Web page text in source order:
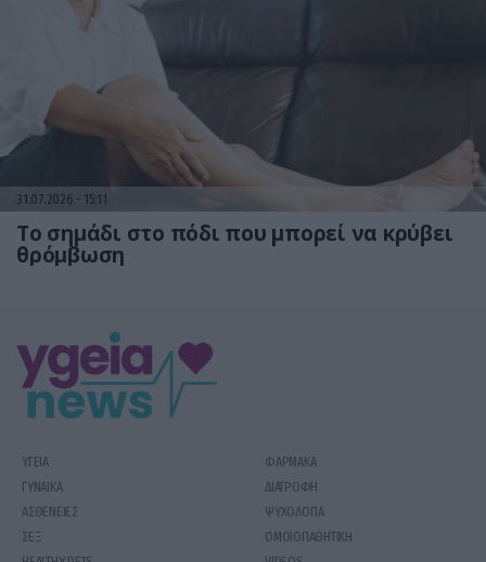
31.07.2026 15:11
Το σημάδι στο πόδι που μπορεί να κρύβει
θρόμβωση
ΥΓΕΙΑ
ΦΑΡΜΑΚΑ
ΓΥΝΑΙΚΑ
ΔΙΑΤΡΟΦΗ
ΑΣΘΕΝΕΙΕΣ
ΨΥΧΟΛΟΓΙΑ
ΣΕΞ
ΟΜΟΙΟΠΑΘΗΤΙΚΗ